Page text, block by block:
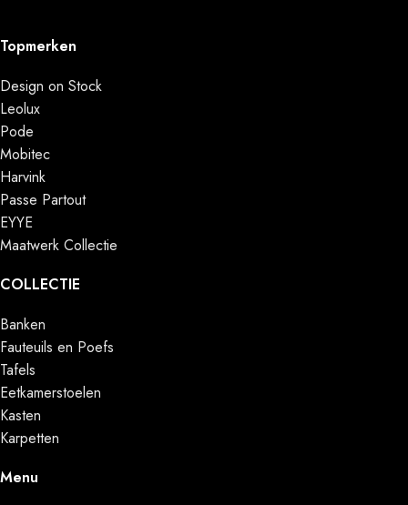
Topmerken
Design on Stock
Leolux
Pode
Mobitec
Harvink
Passe Partout
EYYE
Maatwerk Collectie
COLLECTIE
Banken
Fauteuils en Poefs
Tafels
Eetkamerstoelen
Kasten
Karpetten
Menu